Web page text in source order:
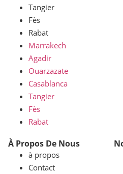
Tangier
Fès
Rabat
Marrakech
Agadir
Ouarzazate
Casablanca
Tangier
Fès
Rabat
À Propos De Nous
à propos
Contact